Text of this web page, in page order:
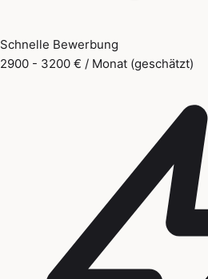
Schnelle Bewerbung
2900 - 3200 € / Monat (geschätzt)